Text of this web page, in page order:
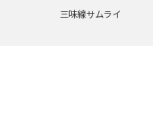
三味線サムライ